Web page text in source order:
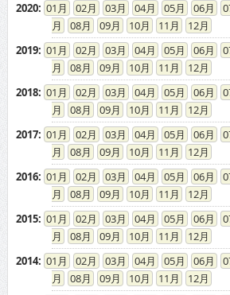
2020: 01 02 03 04 05 06
08
09 10 11
12
2019: 01 02 03 04 05 06
08
09 10 11
12
2018: 01 02 03 04 05 06
08
09 10 11
12
2017: 01 02 03 04 05 06
08
09 10 11
12
2016: 01 02 03 04 05 06
08
09 10 11
12
2015: 01 02 03 04 05 06
08
09 10 11
12
2014: 01 02 03 04 05 06
08
09 10 11
12